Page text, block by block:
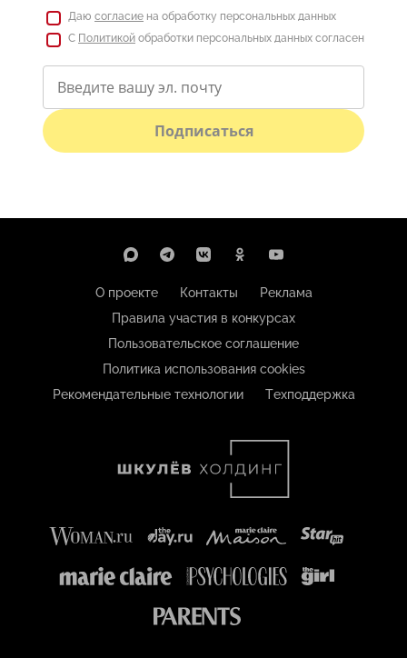
Даю согласие на обработку персональных данных
С Политикой обработки персональных данных согласен
Подписаться
О проекте Контакты
Реклама
Правила участия в конкурсах
Пользовательское соглашение
Политика использования cookies
Рекомендательные технологии
Техподдержка